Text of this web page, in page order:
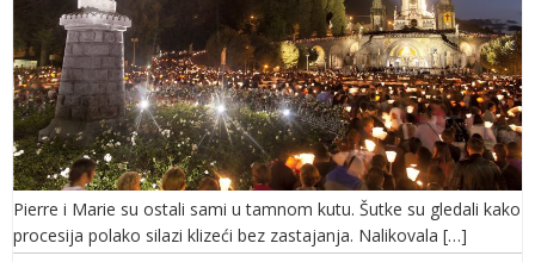
Pierre i Marie su ostali sami u tamnom kutu. Šutke su gledali kako
procesija polako silazi klizeći bez zastajanja. Nalikovala […]